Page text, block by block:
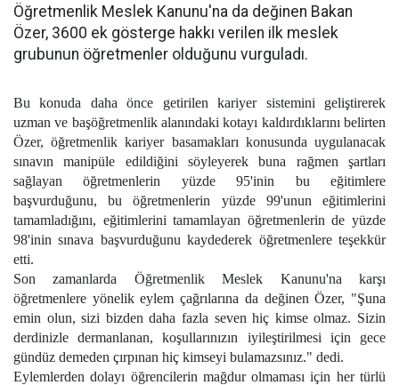
Öğretmenlik Meslek Kanunu'na da değinen Bakan
Özer, 3600 ek gösterge hakkı verilen ilk meslek
grubunun öğretmenler olduğunu vurguladı.
Bu konuda daha önce getirilen kariyer sistemini geliştirerek
uzman ve başöğretmenlik alanındaki kotayı kaldırdıklarını belirten
Özer, öğretmenlik kariyer basamakları konusunda uygulanacak
sınavın manipüle edildiğini söyleyerek buna rağmen şartları
sağlayan öğretmenlerin yüzde 95'inin bu eğitimlere
başvurduğunu, bu öğretmenlerin yüzde 99'unun eğitimlerini
tamamladığını, eğitimlerini tamamlayan öğretmenlerin de yüzde
98'inin sınava başvurduğunu kaydederek öğretmenlere teşekkür
etti.
Son zamanlarda Öğretmenlik Meslek Kanunu'na karşı
öğretmenlere yönelik eylem çağrılarına da değinen Özer, "Şuna
emin olun, sizi bizden daha fazla seven hiç kimse olmaz. Sizin
derdinizle dermanlanan, koşullarınızın iyileştirilmesi için gece
gündüz demeden çırpınan hiç kimseyi bulamazsınız." dedi.
Eylemlerden dolayı öğrencilerin mağdur olmaması için her türlü